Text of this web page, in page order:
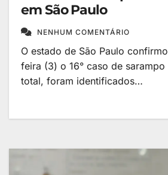
em São Paulo
NENHUM COMENTÁRIO
O estado de São Paulo
feira (3) o 16° caso de sarampo
total, foram identificados…